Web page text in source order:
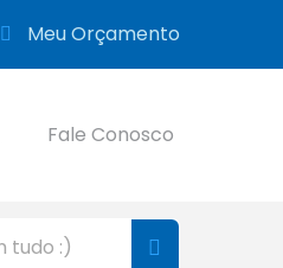
Meu Orçamento
Fale Conosco